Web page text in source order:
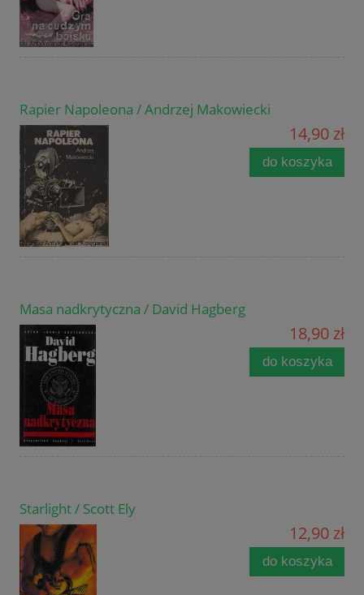
Rapier Napoleona / Andrzej Makowiecki
14,90 zł
do koszyka
Masa nadkrytyczna / David Hagberg
18,90 zł
do koszyka
Starlight / Scott Ely
12,90 zł
do koszyka